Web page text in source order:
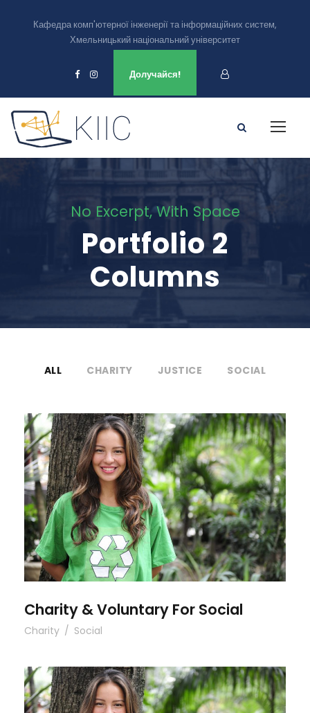
Кафедра комп'ютерної інженерії та інформаційних систем,
Хмельницький національний університет
Долучайся!
No Excerpt, With Space
Portfolio 2
Columns
ALL CHARITY JUSTICE SOCIAL
Charity & Voluntary For Social
Charity & Voluntary For Social
Charity / Social